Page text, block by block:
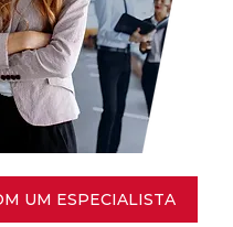
UM ESPECIALISTA